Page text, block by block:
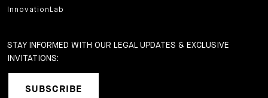
InnovationLab
STAY INFORMED WITH OUR LEGAL UPDATES & EXCLUSIVE
INVITATIONS:
SUBSCRIBE